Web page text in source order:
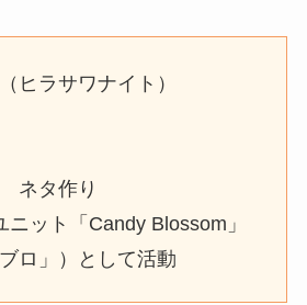
ヒラサワナイト）
ネタ作り
ット「Candy Blossom」
ロ」）として活動